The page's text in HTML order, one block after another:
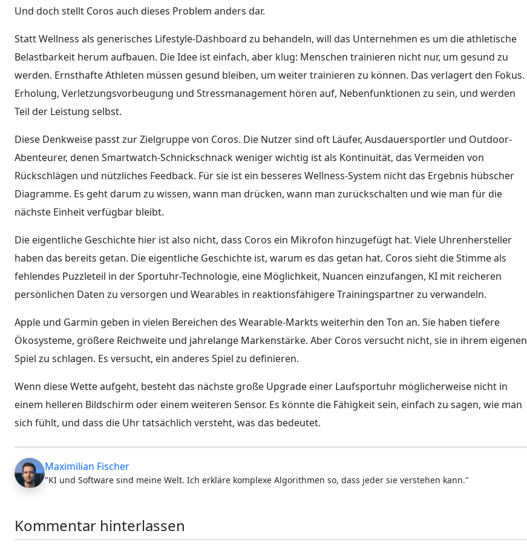
Und doch stellt Coros auch dieses Problem anders dar.
Statt Wellness als generisches Lifestyle-Dashboard zu behandeln, will das Unternehmen es um die athletische
Belastbarkeit herum aufbauen. Die Idee ist einfach, aber klug: Menschen trainieren nicht nur, um gesund zu
werden. Ernsthafte Athleten müssen gesund bleiben, um weiter trainieren zu können. Das verlagert den Fokus.
Erholung, Verletzungsvorbeugung und Stressmanagement hören auf, Nebenfunktionen zu sein, und werden
Teil der Leistung selbst.
Diese Denkweise passt zur Zielgruppe von Coros. Die Nutzer sind oft Läufer, Ausdauersportler und Outdoor-
Abenteurer, denen Smartwatch-Schnickschnack weniger wichtig ist als Kontinuität, das Vermeiden von
Rückschlägen und nützliches Feedback. Für sie ist ein besseres Wellness-System nicht das Ergebnis hübscher
Diagramme. Es geht darum zu wissen, wann man drücken, wann man zurückschalten und wie man für die
nächste Einheit verfügbar bleibt.
Die eigentliche Geschichte hier ist also nicht, dass Coros ein Mikrofon hinzugefügt hat. Viele Uhrenhersteller
haben das bereits getan. Die eigentliche Geschichte ist, warum es das getan hat. Coros sieht die Stimme als
fehlendes Puzzleteil in der Sportuhr-Technologie, eine Möglichkeit, Nuancen einzufangen, KI mit reicheren
persönlichen Daten zu versorgen und Wearables in reaktionsfähigere Trainingspartner zu verwandeln.
Apple und Garmin geben in vielen Bereichen des Wearable-Markts weiterhin den Ton an. Sie haben tiefere
Ökosysteme, größere Reichweite und jahrelange Markenstärke. Aber Coros versucht nicht, sie in ihrem eigenen
Spiel zu schlagen. Es versucht, ein anderes Spiel zu definieren.
Wenn diese Wette aufgeht, besteht das nächste große Upgrade einer Laufsportuhr möglicherweise nicht in
einem helleren Bildschirm oder einem weiteren Sensor. Es könnte die Fähigkeit sein, einfach zu sagen, wie man
sich fühlt, und dass die Uhr tatsächlich versteht, was das bedeutet.
Maximilian Fischer
"KI und Software sind meine Welt. Ich erkläre komplexe Algorithmen so, dass jeder sie verstehen kann."
Kommentar hinterlassen